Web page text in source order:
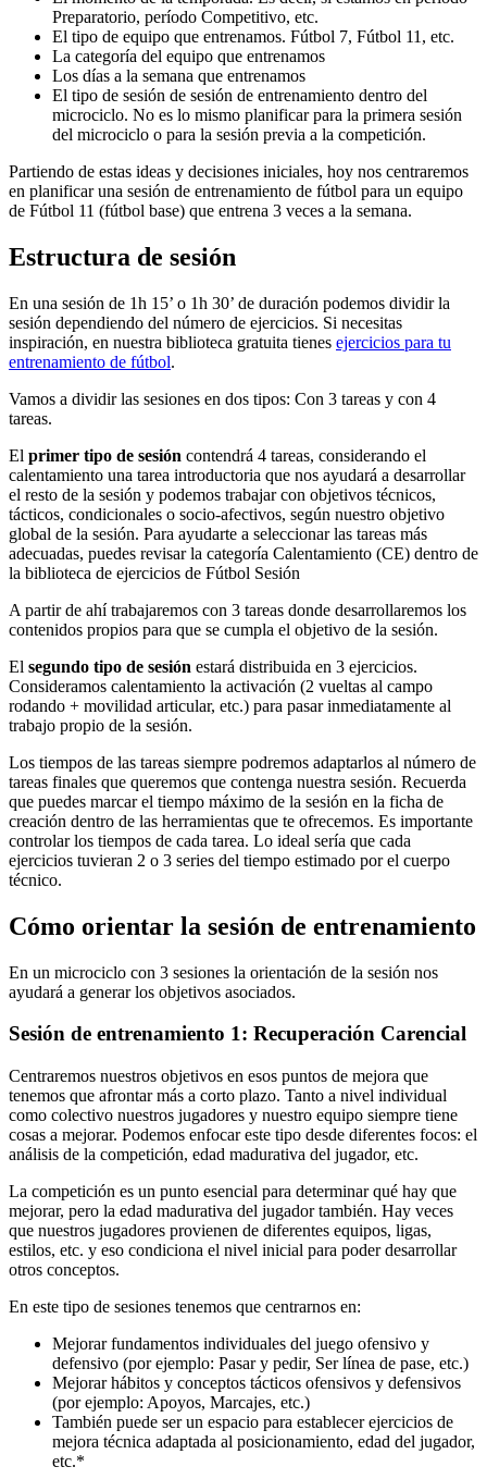
Preparatorio, período Competitivo, etc.
El tipo de equipo que entrenamos. Fútbol 7, Fútbol 11, etc.
La categoría del equipo que entrenamos
Los días a la semana que entrenamos
El tipo de sesión de sesión de entrenamiento dentro del
microciclo. No es lo mismo planificar para la primera sesión
del microciclo o para la sesión previa a la competición.
Partiendo de estas ideas y decisiones iniciales, hoy nos centraremos
en planificar una sesión de entrenamiento de fútbol para un equipo
de Fútbol 11 (fútbol base) que entrena 3 veces a la semana.
Estructura de sesión
En una sesión de 1h 15’ o 1h 30’ de duración podemos dividir la
sesión dependiendo del número de ejercicios. Si necesitas
inspiración, en nuestra biblioteca gratuita tienes ejercicios para tu
entrenamiento de fútbol.
Vamos a dividir las sesiones en dos tipos: Con 3 tareas y con 4
tareas.
El primer tipo de sesión contendrá 4 tareas, considerando el
calentamiento una tarea introductoria que nos ayudará a desarrollar
el resto de la sesión y podemos trabajar con objetivos técnicos,
tácticos, condicionales o socio-afectivos, según nuestro objetivo
global de la sesión. Para ayudarte a seleccionar las tareas más
adecuadas, puedes revisar la categoría Calentamiento (CE) dentro de
la biblioteca de ejercicios de Fútbol Sesión
A partir de ahí trabajaremos con 3 tareas donde desarrollaremos los
contenidos propios para que se cumpla el objetivo de la sesión.
El segundo tipo de sesión estará distribuida en 3 ejercicios.
Consideramos calentamiento la activación (2 vueltas al campo
rodando + movilidad articular, etc.) para pasar inmediatamente al
trabajo propio de la sesión.
Los tiempos de las tareas siempre podremos adaptarlos al número de
tareas finales que queremos que contenga nuestra sesión. Recuerda
que puedes marcar el tiempo máximo de la sesión en la ficha de
creación dentro de las herramientas que te ofrecemos. Es importante
controlar los tiempos de cada tarea. Lo ideal sería que cada
ejercicios tuvieran 2 o 3 series del tiempo estimado por el cuerpo
técnico.
Cómo orientar la sesión de entrenamiento
En un microciclo con 3 sesiones la orientación de la sesión nos
ayudará a generar los objetivos asociados.
Sesión de entrenamiento 1: Recuperación Carencial
Centraremos nuestros objetivos en esos puntos de mejora que
tenemos que afrontar más a corto plazo. Tanto a nivel individual
como colectivo nuestros jugadores y nuestro equipo siempre tiene
cosas a mejorar. Podemos enfocar este tipo desde diferentes focos: el
análisis de la competición, edad madurativa del jugador, etc.
La competición es un punto esencial para determinar qué hay que
mejorar, pero la edad madurativa del jugador también. Hay veces
que nuestros jugadores provienen de diferentes equipos, ligas,
estilos, etc. y eso condiciona el nivel inicial para poder desarrollar
otros conceptos.
En este tipo de sesiones tenemos que centrarnos en:
Mejorar fundamentos individuales del juego ofensivo y
defensivo (por ejemplo: Pasar y pedir, Ser línea de pase, etc.)
Mejorar hábitos y conceptos tácticos ofensivos y defensivos
(por ejemplo: Apoyos, Marcajes, etc.)
También puede ser un espacio para establecer ejercicios de
mejora técnica adaptada al posicionamiento, edad del jugador,
etc.*